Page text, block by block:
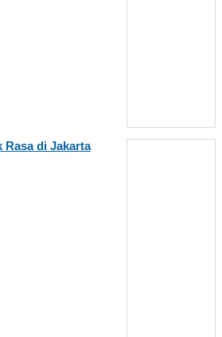
Rasa di Jakarta